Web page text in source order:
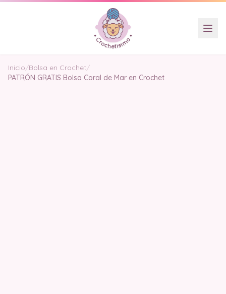
Inicio/Bolsa en Crochet/
PATRÓN GRATIS Bolsa Coral de Mar en Crochet